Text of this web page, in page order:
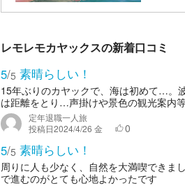
レモレモカヤックスの新着口コミ
5/5 素晴らしい！
15年ぶりのカヤックで、海は初めて…。
は距離をとり…声掛けや景色の観光案内
定年退職一人旅
投稿日2024/4/26 金 0
5/5 素晴らしい！
周りに人も少なく、自然を大満喫できま
で進むのがとても心地よかったです